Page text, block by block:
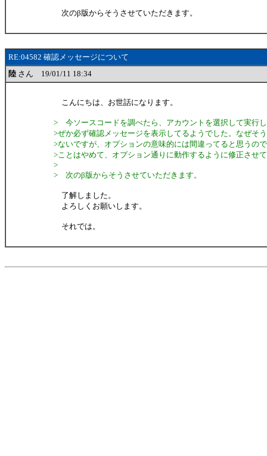
次のβ版からそうさせていただきます。
RE:04582 確認メッセージについて
陸 さん 19/01/11 18:34
こんにちは、お世話になります。
> 今ソースコードを調べたら、アカウントを選択して実行
>ぜか必ず確認メッセージを表示してるようでした。なぜそ
>ないですが、オプションの意味的には間違ってると思うの
>ことはやめて、オプション通りに動作するように修正させ
>
> 次のβ版からそうさせていただきます。
了解しました。
よろしくお願いします。
それでは。